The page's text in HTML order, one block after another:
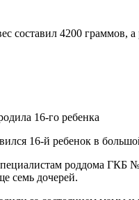
составил 4200 граммов,
16-го ребенка
16-й ребенок в
роддома
семь дочерей.